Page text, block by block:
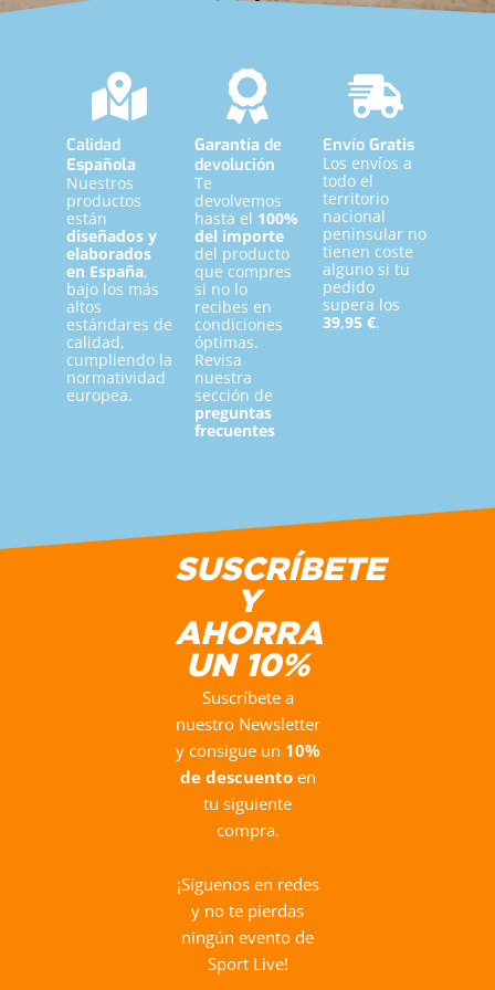
Siempre tuve claro que quería ser madre y
por ello me especialicé en la mujer y la
Raquel López (Mamifit)
Calidad
Española
Nuestros
productos
están
diseñados y
elaborados
en España,
bajo los más
altos
estándares de
calidad,
cumpliendo la
normatividad
europea.
Garantía de
devolución
Te
devolvemos
hasta el 100%
del importe
del producto
que compres
si no lo
recibes en
condiciones
óptimas.
Revisa
nuestra
sección de
preguntas
frecuentes
Envío Gratis
Los envíos a
todo el
territorio
nacional
peninsular no
tienen coste
alguno si tu
pedido
supera los
39,95 €.
SUSCRÍBETE
Y
AHORRA
UN 10%
Suscríbete a
nuestro Newsletter
y consigue un 10%
de descuentoen
tu siguiente
compra.
¡Síguenos en redes
y no te pierdas
ningún evento de
Sport Live!